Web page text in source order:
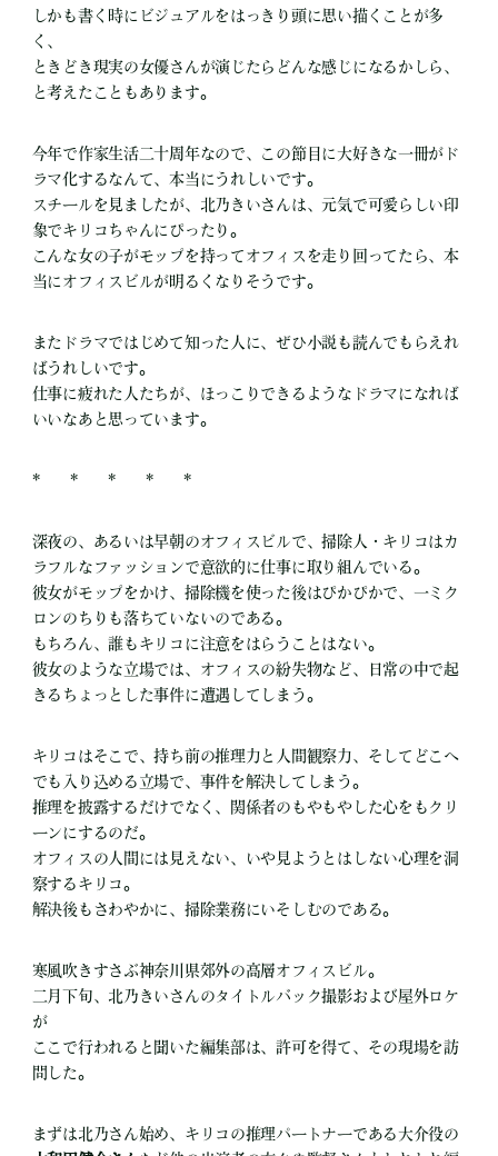
しかも書く時にビジュアルをはっきり頭に思い描くことが多
く、
ときどき現実の女優さんが演じたらどんな感じになるかしら、
と考えたこともあります。
今年で作家生活二十周年なので、この節目に大好きな一冊がド
ラマ化するなんて、本当にうれしいです。
スチールを見ましたが、北乃きいさんは、元気で可愛らしい印
象でキリコちゃんにぴったり。
こんな女の子がモップを持ってオフィスを走り回ってたら、本
当にオフィスビルが明るくなりそうです。
またドラマではじめて知った人に、ぜひ小説も読んでもらえれ
ばうれしいです。
仕事に疲れた人たちが、ほっこりできるようなドラマになれば
いいなあと思っています。
* * * * *
深夜の、あるいは早朝のオフィスビルで、掃除人・キリコはカ
ラフルなファッションで意欲的に仕事に取り組んでいる。
彼女がモップをかけ、掃除機を使った後はぴかぴかで、一ミク
ロンのちりも落ちていないのである。
もちろん、誰もキリコに注意をはらうことはない。
彼女のような立場では、オフィスの紛失物など、日常の中で起
きるちょっとした事件に遭遇してしまう。
キリコはそこで、持ち前の推理力と人間観察力、そしてどこへ
でも入り込める立場で、事件を解決してしまう。
推理を披露するだけでなく、関係者のもやもやした心をもクリ
ーンにするのだ。
オフィスの人間には見えない、いや見ようとはしない心理を洞
察するキリコ。
解決後もさわやかに、掃除業務にいそしむのである。
寒風吹きすさぶ神奈川県郊外の高層オフィスビル。
二月下旬、北乃きいさんのタイトルバック撮影および屋外ロケ
が
ここで行われると聞いた編集部は、許可を得て、その現場を訪
問した。
まずは北乃さん始め、キリコの推理パートナーである大介役の